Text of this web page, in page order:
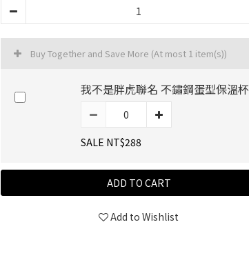
Buy Together and Save More (At most 1 item(s))
我不是胖虎聯名 不鏽鋼蛋型保溫杯
SALE NT$288
ADD TO CART
Add to Wishlist